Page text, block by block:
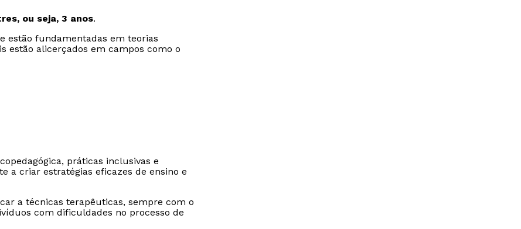
ou seja, 3 anos.
estão fundamentadas em teorias
estão alicerçados em campos como o
práticas inclusivas e
a criar estratégias eficazes de ensino e
a técnicas terapêuticas, sempre com o
com dificuldades no processo de